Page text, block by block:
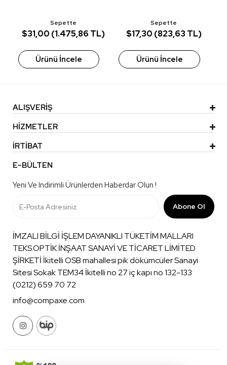
Sepette
$31,00 (1.475,86 TL)
Ürünü İncele
Sepette
$17,30 (823,63 TL)
Ürünü İncele
ALIŞVERİŞ
HİZMETLER
İRTİBAT
E-BÜLTEN
Yeni Ve Indirimli Ürünlerden Haberdar Olun !
Abone Ol
İMZALI BİLGİ İŞLEM DAYANIKLI TÜKETİM MALLARI
TEKS.OPTİK İNŞAAT SANAYİ VE TİCARET LİMİTED
ŞİRKETİ İkitelli OSB mahallesi pik dökümcüler Sanayi
Sitesi Sokak TEM34 İkitelli no 27 iç kapı no 132-133
(0212) 659 70 72
info@compaxe.com